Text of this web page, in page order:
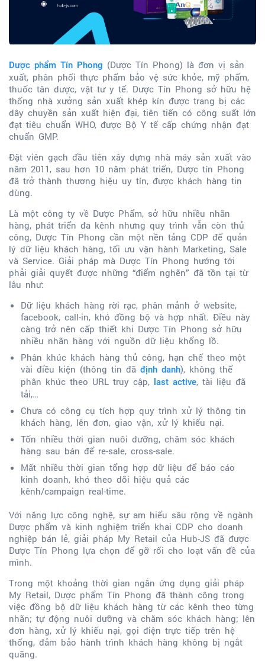
Dược phẩm Tín Phong (Dược Tín Phong) là đơn vị sản
xuất, phân phối thực phẩm bảo vệ sức khỏe, mỹ phẩm,
thuốc tân dược, vật tư y tế. Dược Tín Phong sở hữu hệ
thống nhà xưởng sản xuất khép kín được trang bị các
dây chuyền sản xuất hiện đại, tiên tiến có công suất lớn
đạt tiêu chuẩn WHO, được Bộ Y tế cấp chứng nhận đạt
chuẩn GMP.
Đặt viên gạch đầu tiên xây dựng nhà máy sản xuất vào
năm 2011, sau hơn 10 năm phát triển, Dược tín Phong
đã trở thành thương hiệu uy tín, được khách hàng tin
dùng.
Là một công ty về Dược Phẩm, sở hữu nhiều nhãn
hàng, phát triển đa kênh nhưng quy trình vẫn còn thủ
công, Dược Tín Phong cần một nền tảng CDP để quản
lý dữ liệu khách hàng, tối ưu vận hành Marketing, Sale
và Service. Giải pháp mà Dược Tín Phong hướng tới
phải giải quyết được những “điểm nghẽn” đã tồn tại từ
lâu như:
Dữ liệu khách hàng rời rạc, phân mảnh ở website,
facebook, call-in, khó đồng bộ và hợp nhất. Điều này
càng trở nên cấp thiết khi Dược Tín Phong sở hữu
nhiều nhãn hàng với nguồn dữ liệu khổng lồ.
Phân khúc khách hàng thủ công, hạn chế theo một
vài điều kiện (thông tin đã định danh), không thể
phân khúc theo URL truy cập,
last active, tài liệu đã
tải,…
Chưa có công cụ tích hợp quy trình xử lý thông tin
khách hàng, lên đơn, giao vận, xử lý khiếu nại.
Tốn nhiều thời gian nuôi dưỡng, chăm sóc khách
hàng sau bán để re-sale, cross-sale.
Mất nhiều thời gian tổng hợp dữ liệu để báo cáo
kinh doanh, khó theo dõi hiệu quả các
kênh/campaign real-time.
Với năng lực công nghệ, sự am hiểu sâu rộng về ngành
Dược phẩm và kinh nghiệm triển khai CDP cho doanh
nghiệp bán lẻ, giải pháp My Retail của Hub-JS đã được
Dược Tín Phong lựa chọn để gỡ rối cho loạt vấn đề của
mình.
Trong một khoảng thời gian ngắn ứng dụng giải pháp
My Retail, Dược phẩm Tín Phong đã thành công trong
việc đồng bộ dữ liệu khách hàng từ các kênh theo từng
nhãn; tự động nuôi dưỡng và chăm sóc khách hàng; lên
đơn hàng, xử lý khiếu nại, gọi điện trực tiếp trên hệ
thống, đảm bảo hành trình khách hàng không bị ngắt
quãng.